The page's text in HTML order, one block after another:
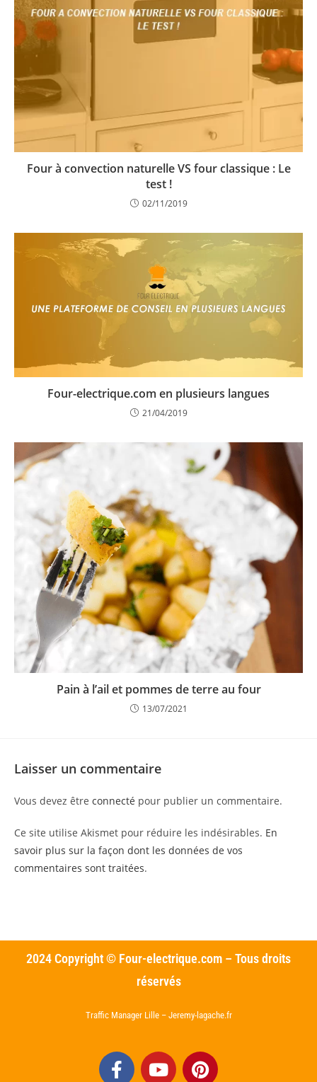
Four à convection naturelle VS four classique : Le
test !
02/11/2019
Four-electrique.com en plusieurs langues
21/04/2019
Pain à l’ail et pommes de terre au four
13/07/2021
Laisser un commentaire
Vous devez être connecté pour publier un commentaire.
Ce site utilise Akismet pour réduire les indésirables. En
savoir plus sur la façon dont les données de vos
commentaires sont traitées.
2024 Copyright © Four-electrique.com – Tous droits
réservés
Traffic Manager Lille – Jeremy-lagache.fr